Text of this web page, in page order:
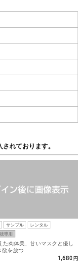
れております。
サンプル
レンタル
専用
た肉体美、甘いマスクと優し
欲を放つ
1,680 円